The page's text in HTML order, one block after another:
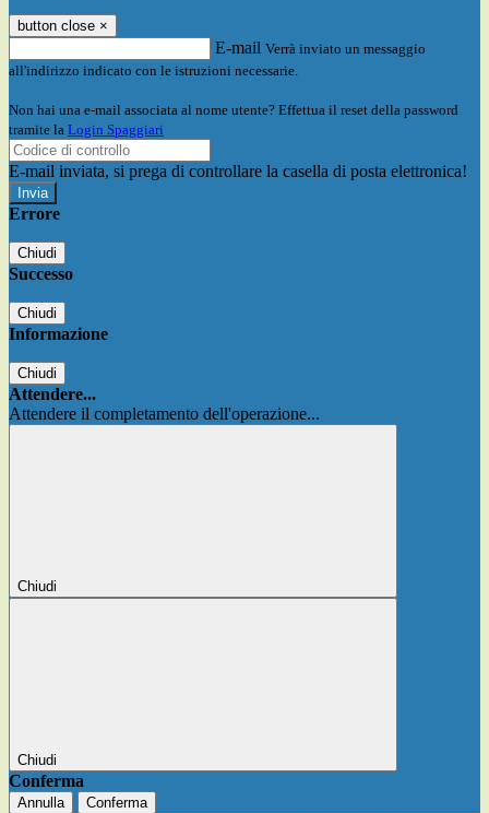
button close ×
E-mail Verrà inviato un messaggio
all'indirizzo indicato con le istruzioni necessarie.
Non hai una e-mail associata al nome utente? Effettua il reset della password
tramite la Login Spaggiari
E-mail inviata, si prega di controllare la casella di posta elettronica!
Errore
Chiudi
Successo
Chiudi
Informazione
Chiudi
Attendere...
Attendere il completamento dell'operazione...
Chiudi
Chiudi
Conferma
Annulla Conferma